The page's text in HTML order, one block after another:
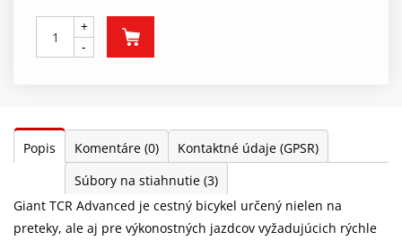
+
-
Popis Komentáre (0)
Kontaktné údaje (GPSR)
Súbory na stiahnutie (3)
Giant TCR Advanced je cestný bicykel určený nielen na
preteky, ale aj pre výkonostných jazdcov vyžadujúcich rýchle